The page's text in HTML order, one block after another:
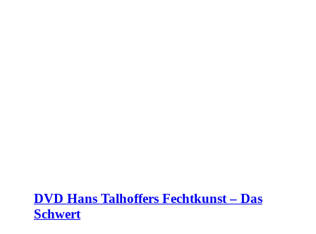
DVD Hans Talhoffers Fechtkunst – Das
Schwert